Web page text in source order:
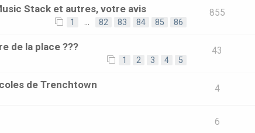
Stack et autres, votre avis
1 82 83 84 85 86
855
de la place ???
1 2 3 4 5
43
de Trenchtown 4
6